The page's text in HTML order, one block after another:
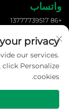
واتساب
+86 13777739517
privacy
our services.
Personalize
cookies.